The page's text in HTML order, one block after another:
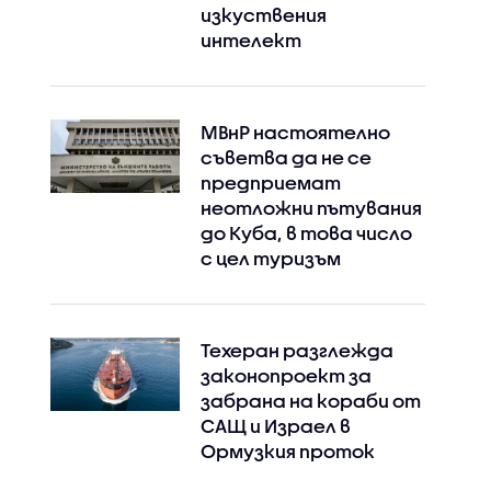
изкуствения
интелект
МВнР настоятелно
съветва да не се
предприемат
неотложни пътувания
до Куба, в това число
с цел туризъм
Техеран разглежда
законопроект за
забрана на кораби от
САЩ и Израел в
Ормузкия проток